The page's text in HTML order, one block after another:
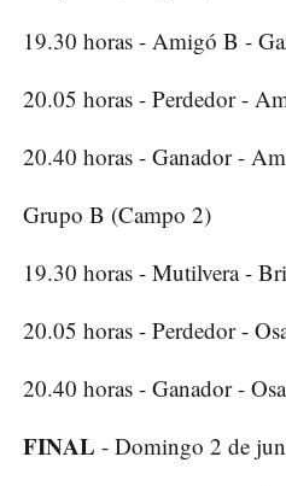
19.30 horas - Amigó B -
20.05 horas - Perdedor -
20.40 horas - Ganador -
Grupo B (Campo 2)
19.30 horas - Mutilvera -
20.05 horas - Perdedor -
20.40 horas - Ganador -
FINAL - Domingo 2 de